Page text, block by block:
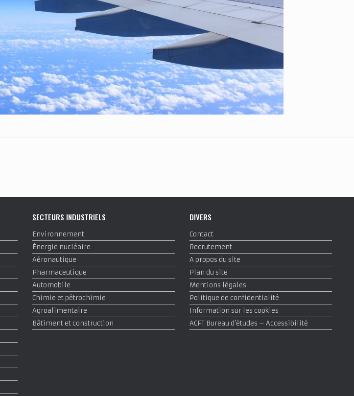
SECTEURS INDUSTRIELS
Environnement
Énergie nucléaire
Aéronautique
Pharmaceutique
Automobile
Chimie et pétrochimie
Agroalimentaire
Bâtiment et construction
DIVERS
Contact
Recrutement
A propos du site
Plan du site
Mentions légales
Politique de confidentialité
Information sur les cookies
ACFT Bureau d’études – Accessibilité